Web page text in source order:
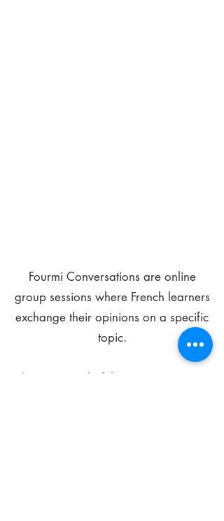
Fourmi Conversations are online
group sessions where French learners
exchange their opinions on a specific
topic.
The main goal of these meetings is to